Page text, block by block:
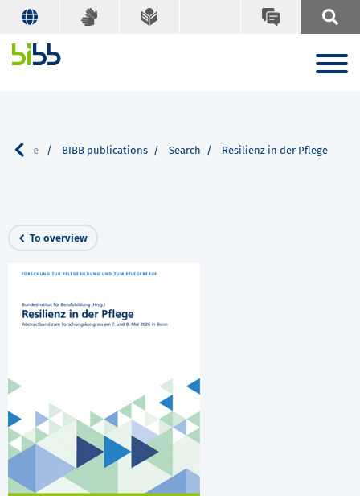
Service BIBB publications Search Resilienz in der Pflege
To overview